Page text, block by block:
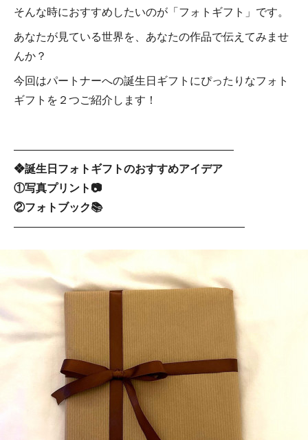
そんな時におすすめしたいのが「フォトギフト」です。
あなたが見ている世界を、あなたの作品で伝えてみませ
んか？
今回はパートナーへの誕生日ギフトにぴったりなフォト
ギフトを２つご紹介します！
――――――――――――――――――――
❖誕生日フォトギフトのおすすめアイデア
①写真プリント📷
②フォトブック📚
―――――――――――――――――――――